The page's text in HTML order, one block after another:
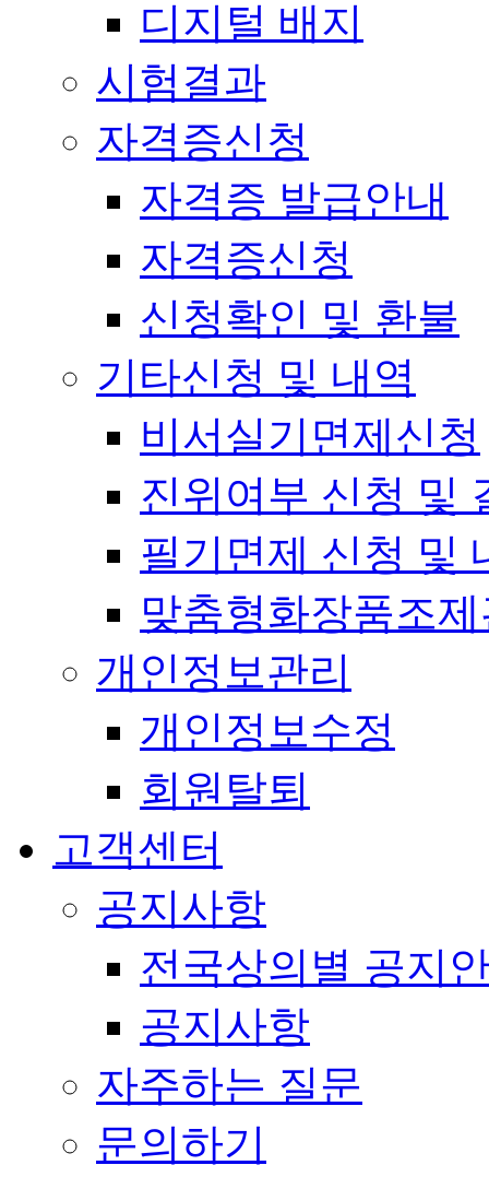
디지털 배지
시험결과
자격증신청
자격증 발급안내
자격증신청
신청확인 및 환불
기타신청 및 내역
비서실기면제신청
진위여부 신청 및
필기면제 신청 및
맞춤형화장품조
개인정보관리
개인정보수정
회원탈퇴
고객센터
공지사항
전국상의별 공지
공지사항
자주하는 질문
문의하기